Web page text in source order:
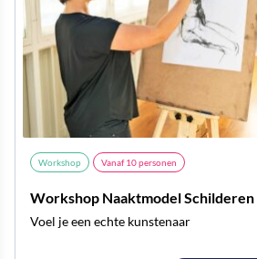
Workshop Vanaf10personen
Workshop Naaktmodel Schilderen
Voel je een echte kunstenaar